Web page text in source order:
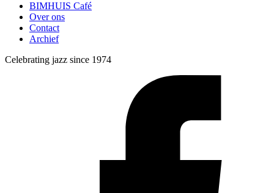
BIMHUIS Café
Over ons
Contact
Archief
Celebrating jazz since 1974